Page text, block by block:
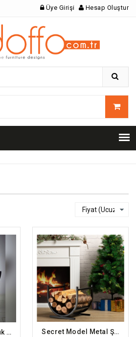
Üye Girişi Hesap Oluştur
Like Şömine Odunluk (DFFODN4) Secret Model Metal Şömine Odunluğu (DFFODN10)